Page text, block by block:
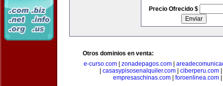
Precio Ofrecido $
Otros dominios en venta:
e-curso.com| zonadepagos.com|
casasypisosenalquiler.com ciberperu.com
empresaschinas.com| foroenlinea.com|